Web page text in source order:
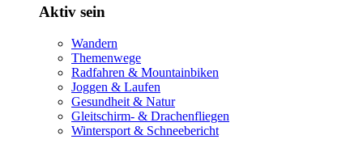
Aktiv sein
Wandern
Themenwege
Radfahren & Mountainbiken
Joggen & Laufen
Gesundheit & Natur
Gleitschirm- & Drachenfliegen
Wintersport & Schneebericht